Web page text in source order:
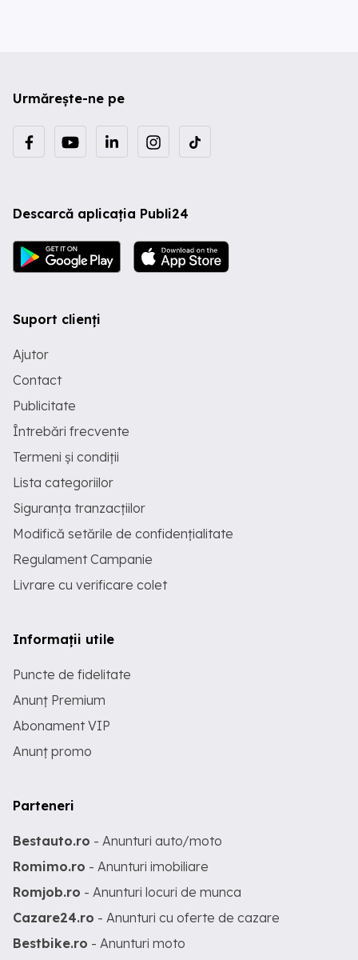
Urmărește-ne pe
Descarcă aplicația Publi24
Suport clienți
Ajutor
Contact
Publicitate
Întrebări frecvente
Termeni și condiții
Lista categoriilor
Siguranța tranzacțiilor
Modifică setările de confidențialitate
Regulament Campanie
Livrare cu verificare colet
Informații utile
Puncte de fidelitate
Anunț Premium
Abonament VIP
Anunț promo
Parteneri
Bestauto.ro - Anunturi auto/moto
Romimo.ro - Anunturi imobiliare
Romjob.ro - Anunturi locuri de munca
Cazare24.ro - Anunturi cu oferte de cazare
Bestbike.ro - Anunturi moto